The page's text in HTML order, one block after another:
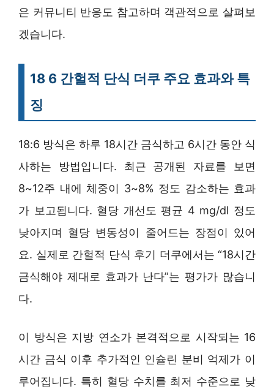
은 커뮤니티 반응도 참고하며 객관적으로 살펴보
겠습니다.
18 6 간헐적 단식 더쿠 주요 효과와 특
징
18:6 방식은 하루 18시간 금식하고 6시간 동안 식
사하는 방법입니다. 최근 공개된 자료를 보면
8~12주 내에 체중이 3~8% 정도 감소하는 효과
가 보고됩니다. 혈당 개선도 평균 4 mg/dl 정도
낮아지며 혈당 변동성이 줄어드는 장점이 있어
요. 실제로 간헐적 단식 후기 더쿠에서는 “18시간
금식해야 제대로 효과가 난다”는 평가가 많습니
다.
이 방식은 지방 연소가 본격적으로 시작되는 16
시간 금식 이후 추가적인 인슐린 분비 억제가 이
루어집니다. 특히 혈당 수치를 최저 수준으로 낮